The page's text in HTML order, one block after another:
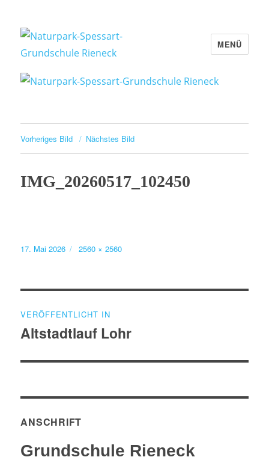
Naturpark-Spessart-Grundschule
MENÜ
Vorheriges Bild Nächstes Bild
IMG_20260517_102450
Veröffentlicht
17. Mai 2026
Volle
2560 × 2560
VERÖFFENTLICHT IN
Altstadtlauf Lohr
ANSCHRIFT
Grundschule Rieneck